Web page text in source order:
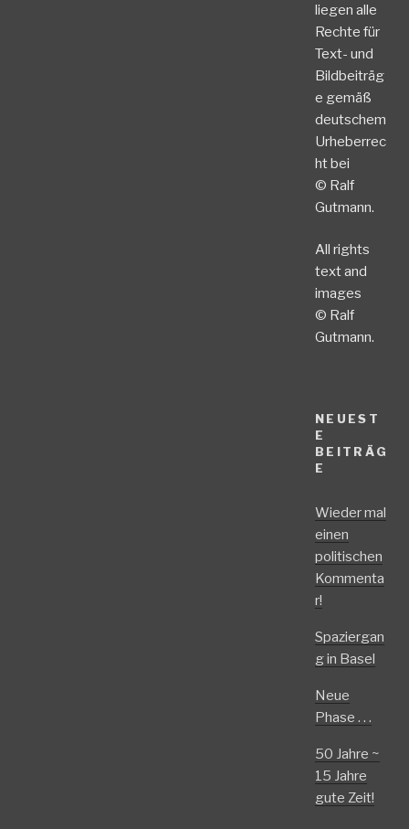
liegen alle
Rechte für
Text- und
Bildbeiträg
e gemäß
deutschem
Urheberrec
ht bei
© Ralf
Gutmann.
All rights
text and
images
© Ralf
Gutmann.
NEUEST
E
BEITRÄG
E
Wieder mal
einen
politischen
Kommenta
r!
Spaziergan
g in Basel
Neue
Phase . . .
50 Jahre ~
15 Jahre
gute Zeit!